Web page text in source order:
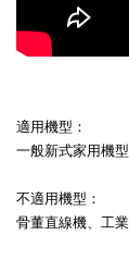
適用機型：
一般新式家用機型
不適用機型：
骨董直線機、工